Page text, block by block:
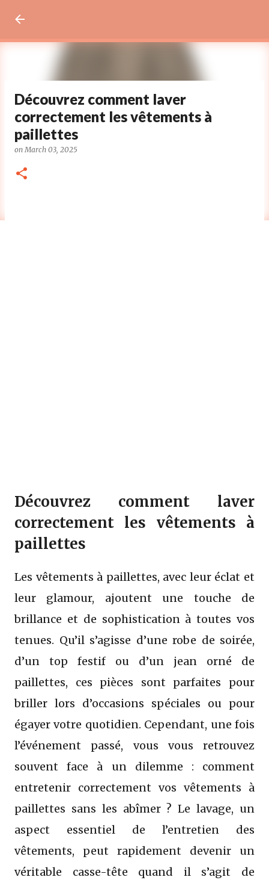
Découvrez comment laver
correctement les vêtements à
paillettes
onMarch 03, 2025
Découvrez comment laver
correctement les vêtements à
paillettes
Les vêtements à paillettes, avec leur éclat et
leur glamour, ajoutent une touche de
brillance et de sophistication à toutes vos
tenues. Qu’il s’agisse d’une robe de soirée,
d’un top festif ou d’un jean orné de
paillettes, ces pièces sont parfaites pour
briller lors d’occasions spéciales ou pour
égayer votre quotidien. Cependant, une fois
l’événement passé, vous vous retrouvez
souvent face à un dilemme : comment
entretenir correctement vos vêtements à
paillettes sans les abîmer ? Le lavage, un
aspect essentiel de l’entretien des
vêtements, peut rapidement devenir un
véritable casse-tête quand il s’agit de